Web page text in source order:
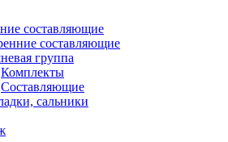
составляющие
составляющие
группа
Комплекты
Составляющие
сальники